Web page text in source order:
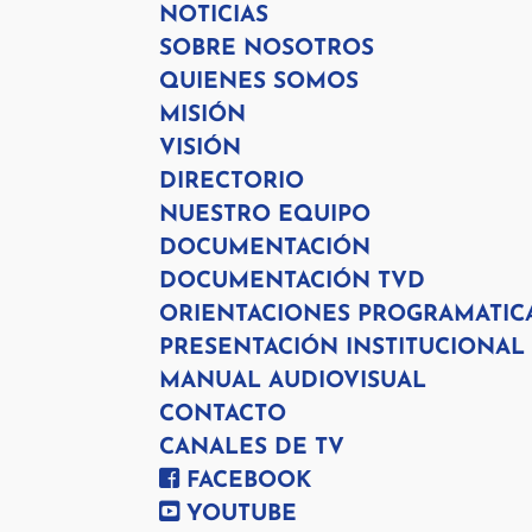
NOTICIAS
SOBRE NOSOTROS
QUIENES SOMOS
MISIÓN
VISIÓN
DIRECTORIO
NUESTRO EQUIPO
DOCUMENTACIÓN
DOCUMENTACIÓN TVD
ORIENTACIONES
PRESENTACIÓN INSTITUCIONAL
MANUAL AUDIOVISUAL
CONTACTO
CANALES DE TV
FACEBOOK
YOUTUBE